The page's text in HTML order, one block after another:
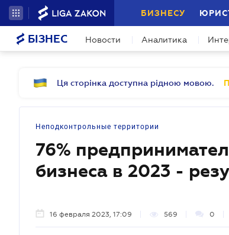
БИЗНЕСУ
БІЗНЕС Новости Аналитика
Ця сторінка доступна рідною мовою.
Неподконтрольные территории
76%
бизнеса в 2023 -
16 февраля 2023, 17:09 569 0